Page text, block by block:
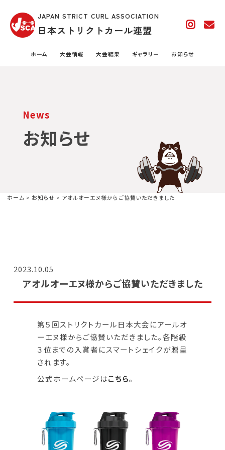
JAPAN STRICT CURL ASSOCIATION
日本ストリクトカール連盟
ホーム 大会情報 大会結果 ギャラリー お知らせ
News
お知らせ
ホーム > お知らせ > アオルオーエヌ様からご協賛いただきました
2023.10.05
アオルオーエヌ様からご協賛いただきました
第５回ストリクトカール日本大会にアールオ
ーエヌ様からご協賛いただきました。各階級
３位までの入賞者にスマートシェイクが贈呈
されます。
公式ホームページはこちら。